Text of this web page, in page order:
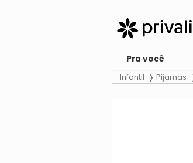
Pra você
Infantil Pijamas